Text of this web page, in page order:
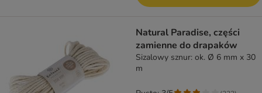
Natural Paradise, części
zamienne do drapaków
Sizalowy sznur: ok. Ø 6 mm x 30
m